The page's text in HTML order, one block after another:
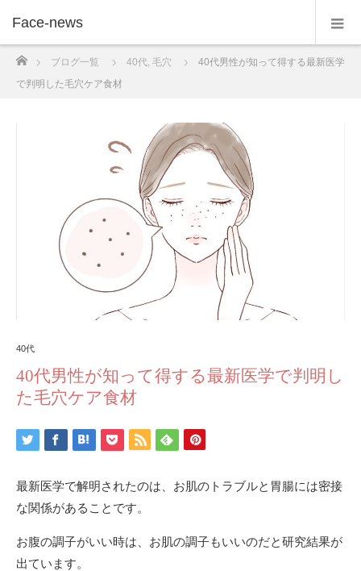
Face-news
ブログ一覧 40代, 毛穴
40代男性が知って得する最新医学
で判明した毛穴ケア食材
40代
40代男性が知って得する最新医学で判明し
た毛穴ケア食材
最新医学で解明されたのは、お肌のトラブルと胃腸には密接
な関係があることです。
お腹の調子がいい時は、お肌の調子もいいのだと研究結果が
出ています。